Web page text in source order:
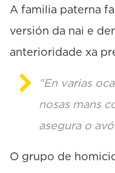
A familia paterna
versión da nai e
anterioridade xa
"En varias
nosas mans
asegura o
O grupo de